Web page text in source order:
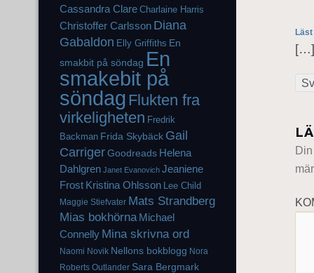
Cassandra Clare Charlaine Harris
Christoffer Carlsson Diana
Gabaldon Elly Griffiths En
smakbit på söndag En
smakebit på
söndag Flukten fra
virkeligheten Fredrik
Backman Frida Skybäck Gail
CarrigerGoodreads Helena
Dahlgren Janet Evanovich Jeaniene
Frost Kristina Ohlsson Lee Child
Maggie Stiefvater Mats Strandberg
Mias bokhörna Michael
Connelly Mina skrivna ord
Naomi Novik Nellons bokblogg Nora
Roberts Outlander Sara Bergmark